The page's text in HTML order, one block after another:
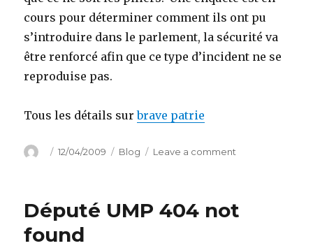
cours pour déterminer comment ils ont pu
s’introduire dans le parlement, la sécurité va
être renforcé afin que ce type d’incident ne se
reproduise pas.
Tous les détails surbrave patrie
Author
Posted
12/04/2009 Categories
Blog Leave a comment
l’hémicycle!
Député UMP 404 not
found